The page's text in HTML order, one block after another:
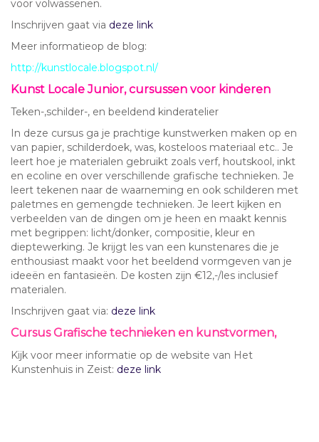
voor volwassenen.
Inschrijven gaat via deze link
Meer informatieop de blog:
http://kunstlocale.blogspot.nl/
Kunst Locale Junior, cursussen voor kinderen
Teken-,schilder-, en beeldend kinderatelier
In deze cursus ga je prachtige kunstwerken maken op en
van papier, schilderdoek, was, kosteloos materiaal etc.. Je
leert hoe je materialen gebruikt zoals verf, houtskool, inkt
en ecoline en over verschillende grafische technieken. Je
leert tekenen naar de waarneming en ook schilderen met
paletmes en gemengde technieken. Je leert kijken en
verbeelden van de dingen om je heen en maakt kennis
met begrippen: licht/donker, compositie, kleur en
dieptewerking. Je krijgt les van een kunstenares die je
enthousiast maakt voor het beeldend vormgeven van je
ideeën en fantasieën. De kosten zijn €12,-/les inclusief
materialen.
Inschrijven gaat via: deze link
Cursus Grafische technieken en kunstvormen,
Kijk voor meer informatie op de website van Het
Kunstenhuis in Zeist: deze link